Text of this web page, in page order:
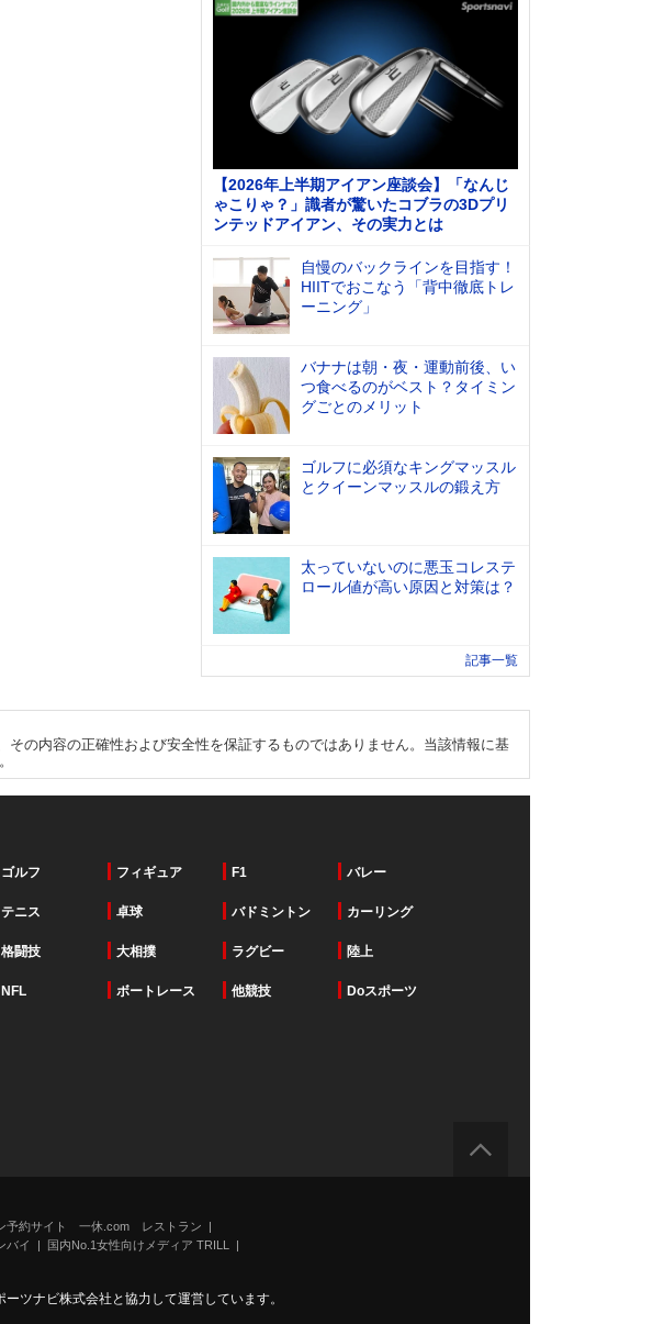
【2026年上半期アイアン座談会】「なんじ
ゃこりゃ？」識者が驚いたコブラの3Dプリ
ンテッドアイアン、その実力とは
自慢のバックラインを目指す！
HIITでおこなう「背中徹底トレ
ーニング」
バナナは朝・夜・運動前後、い
つ食べるのがベスト？タイミン
グごとのメリット
ゴルフに必須なキングマッスル
とクイーンマッスルの鍛え方
太っていないのに悪玉コレステ
ロール値が高い原因と対策は？
記事一覧
の内容の正確性および安全性を保証するものではありません。当該情報に基
ゴルフ フィギュア F1 バレー
テニス 卓球 バドミントン カーリング
格闘技 大相撲 ラグビー 陸上
NFL ボートレース 他競技 Doスポーツ
予約サイト 一休.com レストラン
バイ
国内No.1女性向けメディア TRILL
ツナビ株式会社と協力して運営しています。